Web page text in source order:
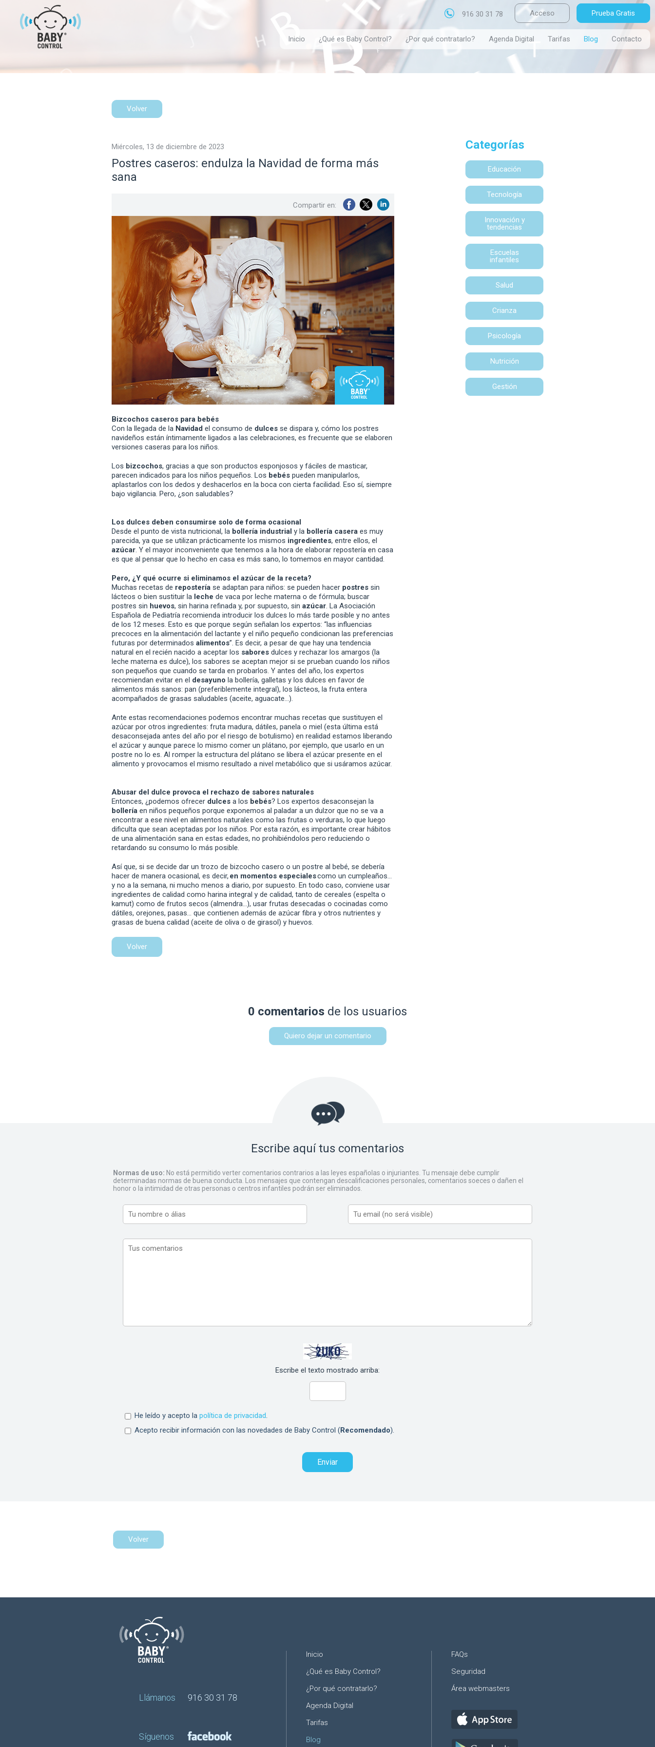
916 30 31 78
Inicio ¿Qué es Baby Control? ¿Por qué contratarlo? Agenda Digital Tarifas Blog Contacto
Acceso Prueba Gratis
Categorías
Educación
Tecnología
Innovación y
tendencias
Escuelas
infantiles
Salud
Crianza
Psicología
Nutrición
Gestión
Volver
miércoles, 13 de diciembre de 2023
Postres caseros: endulza la Navidad de forma más
sana
Compartir en:
Bizcochos caseros para bebés
Con la llegada de la Navidad el consumo de dulces se dispara y, cómo los postres
navideños están íntimamente ligados a las celebraciones, es frecuente que se elaboren
versiones caseras para los niños.
Los bizcochos, gracias a que son productos esponjosos y fáciles de masticar,
parecen indicados para los niños pequeños. Los bebés pueden manipularlos,
aplastarlos con los dedos y deshacerlos en la boca con cierta facilidad. Eso sí, siempre
bajo vigilancia. Pero, ¿son saludables?
Los dulces deben consumirse solo de forma ocasional
Desde el punto de vista nutricional, la bollería industrial y la bollería casera es muy
parecida, ya que se utilizan prácticamente los mismos ingredientes, entre ellos, el
azúcar. Y el mayor inconveniente que tenemos a la hora de elaborar repostería en casa
es que al pensar que lo hecho en casa es más sano, lo tomemos en mayor cantidad.
Pero, ¿Y qué ocurre si eliminamos el azúcar de la receta?
Muchas recetas de repostería se adaptan para niños: se pueden hacer postres sin
lácteos o bien sustituir la leche de vaca por leche materna o de fórmula; buscar
postres sin huevos, sin harina refinada y, por supuesto, sin azúcar. La Asociación
Española de Pediatría recomienda introducir los dulces lo más tarde posible y no antes
de los 12 meses. Esto es que porque según señalan los expertos: “las influencias
precoces en la alimentación del lactante y el niño pequeño condicionan las preferencias
futuras por determinados alimentos”. Es decir, a pesar de que hay una tendencia
natural en el recién nacido a aceptar los sabores dulces y rechazar los amargos (la
leche materna es dulce), los sabores se aceptan mejor si se prueban cuando los niños
son pequeños que cuando se tarda en probarlos. Y antes del año, los expertos
recomiendan evitar en el desayuno la bollería, galletas y los dulces en favor de
alimentos más sanos: pan (preferiblemente integral), los lácteos, la fruta entera
acompañados de grasas saludables (aceite, aguacate…).
Ante estas recomendaciones podemos encontrar muchas recetas que sustituyen el
azúcar por otros ingredientes: fruta madura, dátiles, panela o miel (esta última está
desaconsejada antes del año por el riesgo de botulismo) en realidad estamos liberando
el azúcar y aunque parece lo mismo comer un plátano, por ejemplo, que usarlo en un
postre no lo es. Al romper la estructura del plátano se libera el azúcar presente en el
alimento y provocamos el mismo resultado a nivel metabólico que si usáramos azúcar.
Abusar del dulce provoca el rechazo de sabores naturales
Entonces, ¿podemos ofrecer dulces a los bebés? Los expertos desaconsejan la
bollería en niños pequeños porque exponemos al paladar a un dulzor que no se va a
encontrar a ese nivel en alimentos naturales como las frutas o verduras, lo que luego
dificulta que sean aceptadas por los niños. Por esta razón, es importante crear hábitos
de una alimentación sana en estas edades, no prohibiéndolos pero reduciendo o
retardando su consumo lo más posible.
Así que, si se decide dar un trozo de bizcocho casero o un postre al bebé, se debería
hacer de manera ocasional, es decir, en momentos especialescomo un cumpleaños…
y no a la semana, ni mucho menos a diario, por supuesto. En todo caso, conviene usar
ingredientes de calidad como harina integral y de calidad, tanto de cereales (espelta o
kamut) como de frutos secos (almendra…), usar frutas desecadas o cocinadas como
dátiles, orejones, pasas… que contienen además de azúcar fibra y otros nutrientes y
grasas de buena calidad (aceite de oliva o de girasol) y huevos.
Volver
0 comentarios de los usuarios
Quiero dejar un comentario
Escribe aquí tus comentarios
Normas de uso: No está permitido verter comentarios contrarios a las leyes españolas o injuriantes. Tu mensaje debe cumplir
determinadas normas de buena conducta. Los mensajes que contengan descalificaciones personales, comentarios soeces o dañen el
honor o la intimidad de otras personas o centros infantiles podrán ser eliminados.
Escribe el texto mostrado arriba:
He leído y acepto la política de privacidad.
Acepto recibir información con las novedades de Baby Control (Recomendado).
Volver
Llámanos 916 30 31 78
Síguenos
Inicio
¿Qué es Baby Control?
¿Por qué contratarlo?
Agenda Digital
Tarifas
Blog
FAQs
Seguridad
Área webmasters